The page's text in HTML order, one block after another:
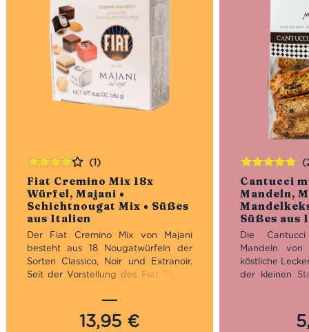
Fiat Cremino Mix 18x
Würfel, Majani •
Schichtnougat Mix • Süßes
aus Italien
(1)
Der Fiat Cremino Mix von Majani
besteht aus 18 Nougatwürfeln der
Sorten Classico, Noir und Extranoir.
Seit der Vorstellung des Fiat Tipo 4
von Italiens Lieblingspralinen. Es ist
der ideale Mix für eine kleine
Aufmerksamkeit. „Majani“ ist Italiens
13,95 €
Bewertet
mit4.00
von 5
Cantucci
Mandeln,
Süßes aus
Die
Mandeln von
köstliche
der kleinen
Lokalheldin.
Chianciano,
Bewertet
mit5.00von
5